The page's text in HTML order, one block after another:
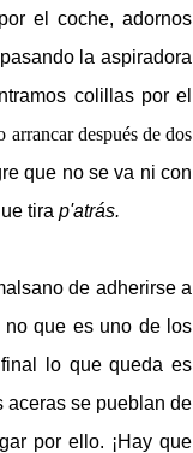
el coche, adornos
la aspiradora
colillas por el
después de dos
que no se va ni con
tira p'atrás.
de adherirse a
no que es uno de los
lo que queda es
aceras se pueblan de
por ello. ¡Hay que